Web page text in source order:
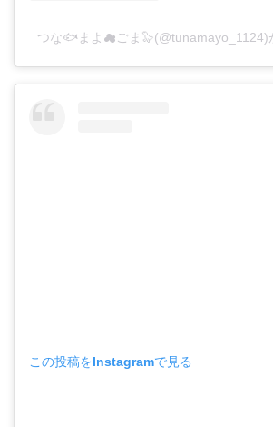
つな🐟まよ☁ごま🦭(@tunamayo_1124)
この投稿をInstagramで見る